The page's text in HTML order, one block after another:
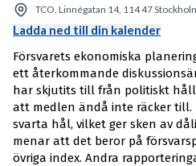
TCO, Linnégatan 14, 114 47
Ladda ned till din kalender
Försvarets ekonomiska
ett återkommande
har skjutits till från politiskt
att medlen ändå inte räcker till.
svarta hål, vilket ger sken av
menar att det beror på
övriga index. Andra